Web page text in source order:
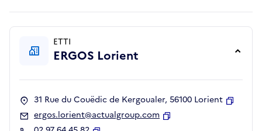
ETTI
ERGOS Lorient
31 Rue du Couëdic de Kergoualer, 56100 Lorient
ergos.lorient@actualgroup.com